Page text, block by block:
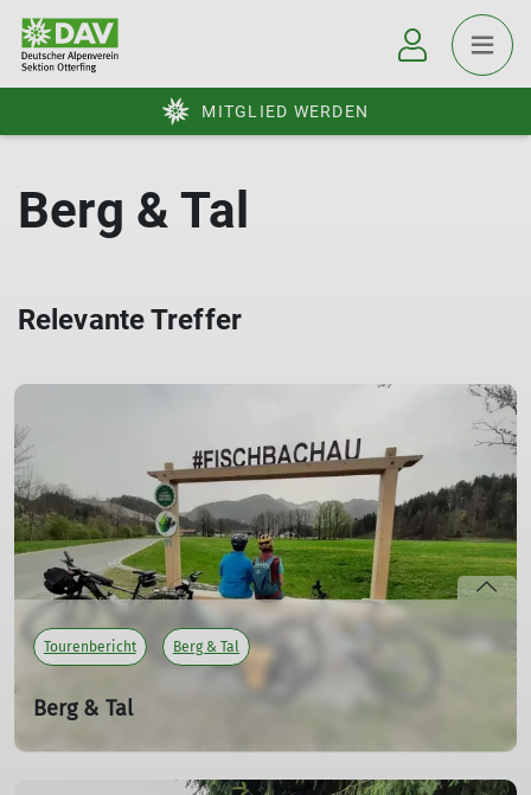
MITGLIED WERDEN
Berg & Tal
Relevante Treffer
Tourenbericht Berg & Tal
Berg & Tal